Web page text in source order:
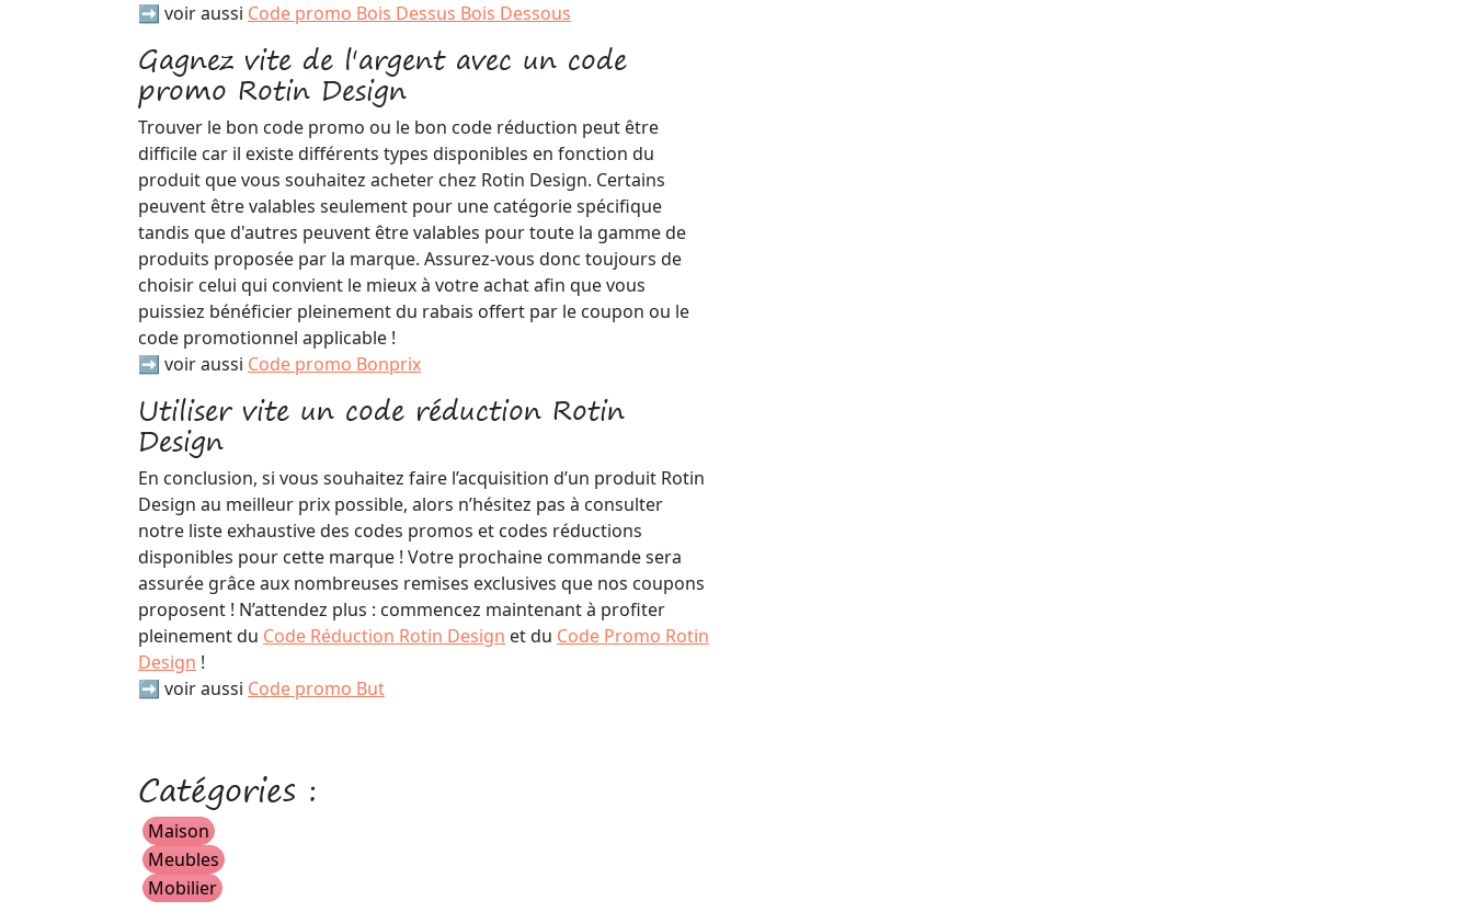
➡️ voir aussi Code promo Bois Dessus Bois Dessous
Gagnez vite de l'argent avec un code
promo Rotin Design
Trouver le bon code promo ou le bon code réduction peut être
difficile car il existe différents types disponibles en fonction du
produit que vous souhaitez acheter chez Rotin Design. Certains
peuvent être valables seulement pour une catégorie spécifique
tandis que d'autres peuvent être valables pour toute la gamme de
produits proposée par la marque. Assurez-vous donc toujours de
choisir celui qui convient le mieux à votre achat afin que vous
puissiez bénéficier pleinement du rabais offert par le coupon ou le
code promotionnel applicable !
➡️ voir aussi Code promo Bonprix
Utiliser vite un code réduction Rotin
Design
En conclusion, si vous souhaitez faire l’acquisition d’un produit Rotin
Design au meilleur prix possible, alors n’hésitez pas à consulter
notre liste exhaustive des codes promos et codes réductions
disponibles pour cette marque ! Votre prochaine commande sera
assurée grâce aux nombreuses remises exclusives que nos coupons
proposent ! N’attendez plus : commencez maintenant à profiter
pleinement du Code Réduction Rotin Design et du Code Promo Rotin
Design !
➡️ voir aussi Code promo But
Catégories :
Maison
Meubles
Mobilier